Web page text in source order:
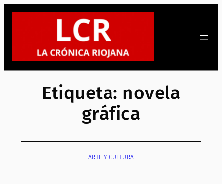
Saltar
Etiqueta: novela
gráfica
ARTE Y CULTURA